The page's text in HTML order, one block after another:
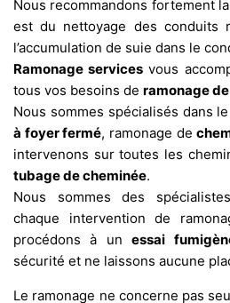
Nous recommandons fortement
est du nettoyage des conduits
l’accumulation de suie dans le
Ramonage services vous
tous vos besoins de ramonage
Nous sommes spécialisés dans
à foyer fermé, ramonage de
intervenons sur toutes les
tubage de cheminée.
Nous sommes des
chaque intervention de
procédons à unessai
sécurité et ne laissons aucune
Le ramonage ne concerne pas